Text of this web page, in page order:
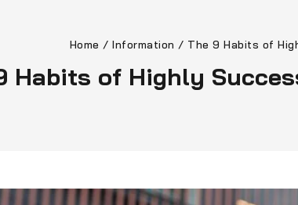
Home / Information / The 9 Habits of
Habits of Highly